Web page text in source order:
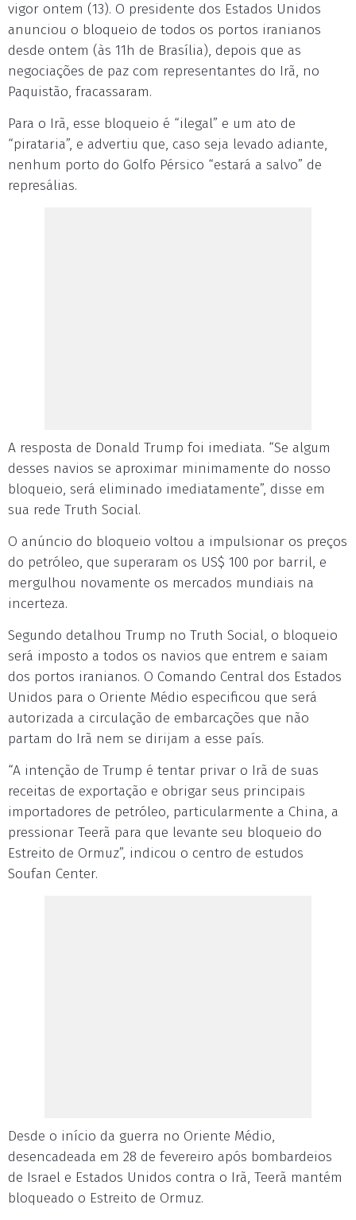
vigor ontem (13). O presidente dos Estados Unidos
anunciou o bloqueio de todos os portos iranianos
desde ontem (às 11h de Brasília), depois que as
negociações de paz com representantes do Irã, no
Paquistão, fracassaram.
Para o Irã, esse bloqueio é “ilegal” e um ato de
“pirataria”, e advertiu que, caso seja levado adiante,
nenhum porto do Golfo Pérsico “estará a salvo” de
represálias.
A resposta de Donald Trump foi imediata. “Se algum
desses navios se aproximar minimamente do nosso
bloqueio, será eliminado imediatamente”, disse em
sua rede Truth Social.
O anúncio do bloqueio voltou a impulsionar os preços
do petróleo, que superaram os US$ 100 por barril, e
mergulhou novamente os mercados mundiais na
incerteza.
Segundo detalhou Trump no Truth Social, o bloqueio
será imposto a todos os navios que entrem e saiam
dos portos iranianos. O Comando Central dos Estados
Unidos para o Oriente Médio especificou que será
autorizada a circulação de embarcações que não
partam do Irã nem se dirijam a esse país.
“A intenção de Trump é tentar privar o Irã de suas
receitas de exportação e obrigar seus principais
importadores de petróleo, particularmente a China, a
pressionar Teerã para que levante seu bloqueio do
Estreito de Ormuz”, indicou o centro de estudos
Soufan Center.
Desde o início da guerra no Oriente Médio,
desencadeada em 28 de fevereiro após bombardeios
de Israel e Estados Unidos contra o Irã, Teerã mantém
bloqueado o Estreito de Ormuz.